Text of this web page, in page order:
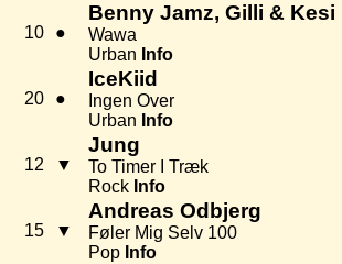
10 ●
Benny Jamz, Gilli & Kesi
Wawa
Urban Info
20 ●
IceKiid
Ingen Over
Urban Info
12 ▼
Jung
To Timer I Træk
Rock Info
15 ▼
Andreas Odbjerg
Føler Mig Selv 100
Pop Info